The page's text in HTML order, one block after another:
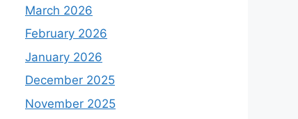
March 2026
February 2026
January 2026
December 2025
November 2025